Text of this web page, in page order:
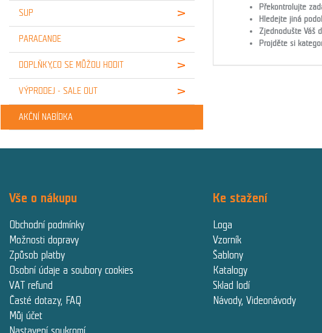
SUP
PARACANOE
DOPLŇKY,CO SE MŮŽOU HODIT
VÝPRODEJ - SALE OUT
AKČNÍ NABÍDKA
Překontrolujte
Hledejte jiná
Zjednodušte Váš
Projděte si
Vše o nákupu
Obchodní podmínky
Možnosti dopravy
Způsob platby
Osobní údaje a soubory cookies
VAT refund
Časté dotazy, FAQ
Můj účet
Nastavení soukromí
Ke stažení
Loga
Vzorník
Šablony
Katalogy
Sklad lodí
Návody, Videonávody